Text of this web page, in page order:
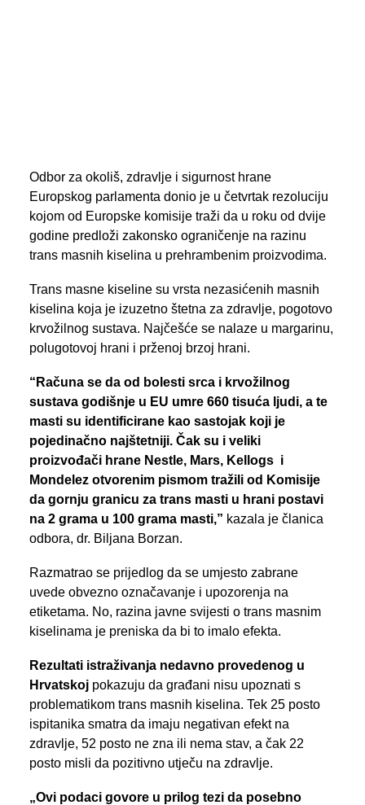
Odbor za okoliš, zdravlje i sigurnost hrane
Europskog parlamenta donio je u četvrtak rezoluciju
kojom od Europske komisije traži da u roku od dvije
godine predloži zakonsko ograničenje na razinu
trans masnih kiselina u prehrambenim proizvodima.
Trans masne kiseline su vrsta nezasićenih masnih
kiselina koja je izuzetno štetna za zdravlje, pogotovo
krvožilnog sustava. Najčešće se nalaze u margarinu,
polugotovoj hrani i prženoj brzoj hrani.
“Računa se da od bolesti srca i krvožilnog
sustava godišnje u EU umre 660 tisuća ljudi, a te
masti su identificirane kao sastojak koji je
pojedinačno najštetniji. Čak su i veliki
proizvođači hrane Nestle, Mars, Kellogs i
Mondelez otvorenim pismom tražili od Komisije
da gornju granicu za trans masti u hrani postavi
na 2 grama u 100 grama masti,” kazala je članica
odbora, dr. Biljana Borzan.
Razmatrao se prijedlog da se umjesto zabrane
uvede obvezno označavanje i upozorenja na
etiketama. No, razina javne svijesti o trans masnim
kiselinama je preniska da bi to imalo efekta.
Rezultati istraživanja nedavno provedenog u
Hrvatskoj pokazuju da građani nisu upoznati s
problematikom trans masnih kiselina. Tek 25 posto
ispitanika smatra da imaju negativan efekt na
zdravlje, 52 posto ne zna ili nema stav, a čak 22
posto misli da pozitivno utječu na zdravlje.
„Ovi podaci govore u prilog tezi da posebno